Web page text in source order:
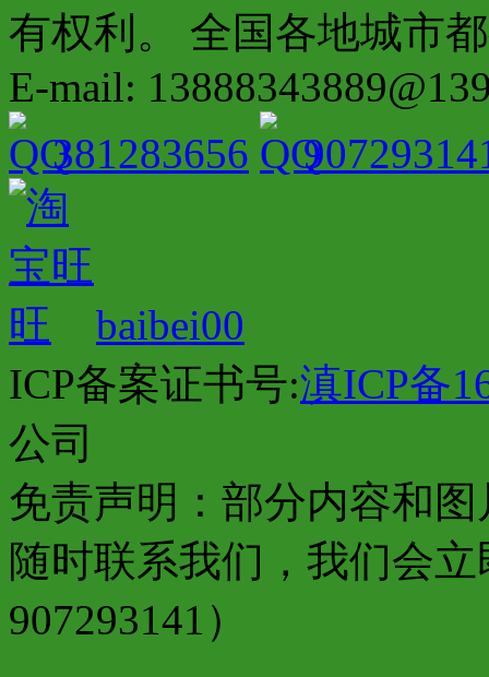
有权利。 全国各地城市
E-mail:
381283656
baibei00
ICP备案证书号:滇ICP备
公司
免责声明：部分内容和
随时联系我们，我们会
907293141）